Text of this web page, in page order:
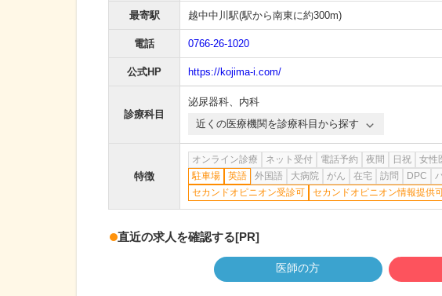
最寄駅 越中中川駅(駅から南東に約300m)
電話 0766-26-1020
公式HP https://kojima-i.com/
診療科目
泌尿器科、 内科
近くの医療機関を診療科目から探す
特徴
オンライン診療 ネット受付 電話予約 夜間 日祝 女性
駐車場
英語 外国語 大病院 がん 在宅 訪問 DPC
セカンドオピニオン受診可
セカンドオピニオン情報提供
直近の求人を確認する[PR]
医師の方